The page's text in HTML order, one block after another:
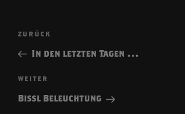
Beitragsnavigation
Vorheriger
Beitrag
ZURÜCK
In den letzten Tagen …
Nächster
Beitrag
WEITER
Bissl Beleuchtung